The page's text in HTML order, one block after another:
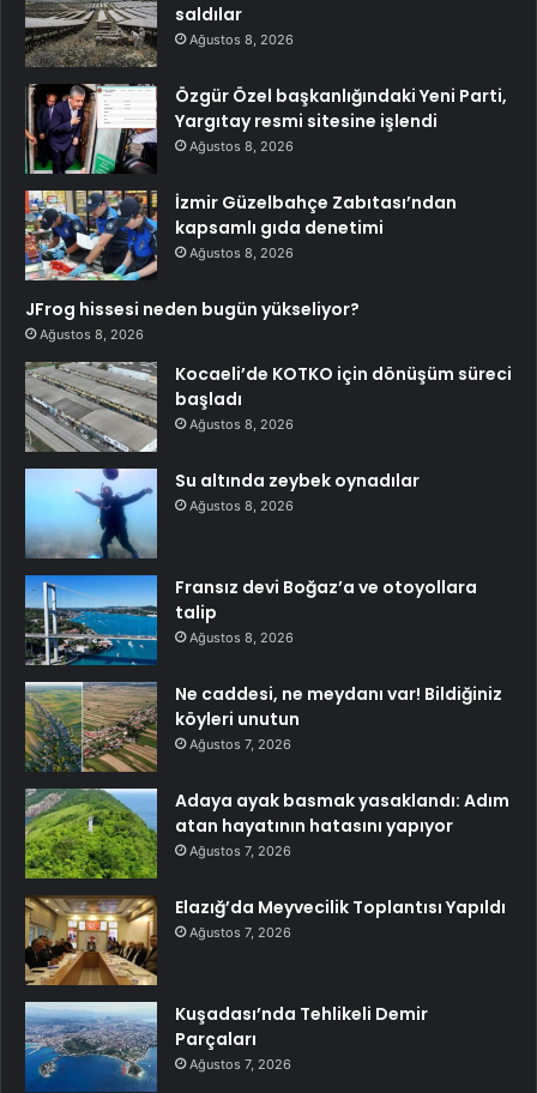
saldılar
Ağustos 8, 2026
Özgür Özel başkanlığındaki Yeni Parti,
Yargıtay resmi sitesine işlendi
Ağustos 8, 2026
İzmir Güzelbahçe Zabıtası’ndan
kapsamlı gıda denetimi
Ağustos 8, 2026
JFrog hissesi neden bugün yükseliyor?
Ağustos 8, 2026
Kocaeli’de KOTKO için dönüşüm süreci
başladı
Ağustos 8, 2026
Su altında zeybek oynadılar
Ağustos 8, 2026
Fransız devi Boğaz’a ve otoyollara
talip
Ağustos 8, 2026
Ne caddesi, ne meydanı var! Bildiğiniz
köyleri unutun
Ağustos 7, 2026
Adaya ayak basmak yasaklandı: Adım
atan hayatının hatasını yapıyor
Ağustos 7, 2026
Elazığ’da Meyvecilik Toplantısı Yapıldı
Ağustos 7, 2026
Kuşadası’nda Tehlikeli Demir
Parçaları
Ağustos 7, 2026